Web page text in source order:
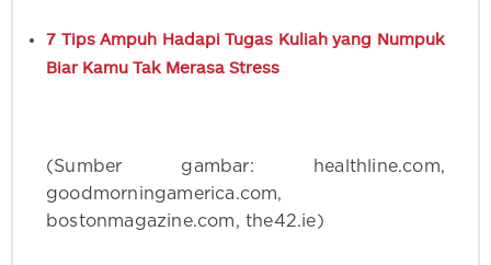
7 Tips Ampuh Hadapi Tugas Kuliah yang Numpuk
Biar Kamu Tak Merasa Stress
(Sumber gambar: healthline.com,
goodmorningamerica.com,
bostonmagazine.com, the42.ie)